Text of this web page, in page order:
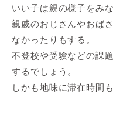
いい子は親の様子をみ
親戚のおじさんやおば
なかったりもする。
不登校や受験などの課
するでしょう。
しかも地味に滞在時間